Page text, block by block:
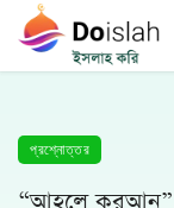
প্রশ্নোত্তর